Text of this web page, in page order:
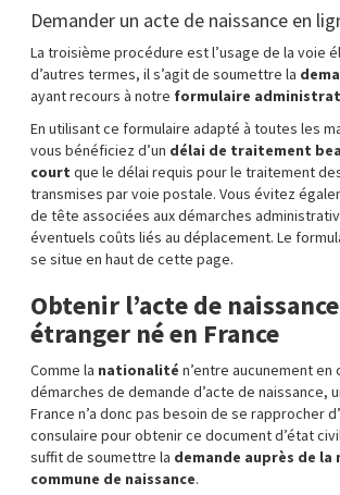
Demander un acte de naissance en
La troisième procédure est l’usage de la voie
d’autres termes, il s’agit de soumettre la
ayant recours à notre formulaire
En utilisant ce formulaire adapté à toutes les
vous bénéficiez d’un délai de traitement
court que le délai requis pour le traitement
transmises par voie postale. Vous évitez
de tête associées aux démarches
éventuels coûts liés au déplacement. Le
se situe en haut de cette page.
Obtenir l’acte de
étranger né en France
Comme la nationalité n’entre aucunement
démarches de demande d’acte de naissance,
France n’a donc pas besoin de se rapprocher
consulaire pour obtenir ce document d’état
suffit de soumettre la demande auprès de la
commune de naissance.